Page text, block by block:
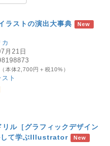
ラストの演出大事典 New
月21日
（本体2,700円＋税10%）
ト
リル［グラフィックデザイン
して学ぶIllustrator
New